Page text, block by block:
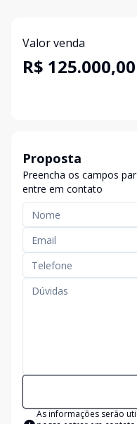
Valor venda
R$ 125.000,00
Proposta
Preencha os campos
entre em contato
As informações serão